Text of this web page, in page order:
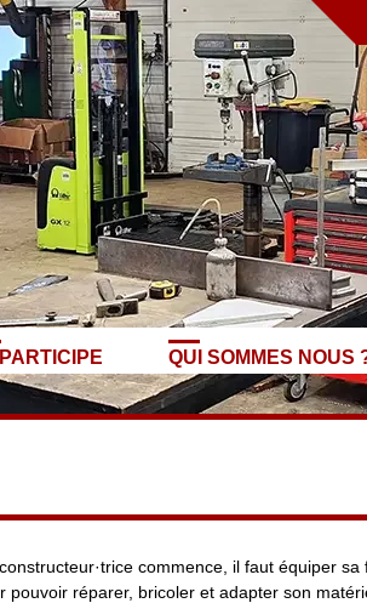
QUI SOMMES NOUS
commence, il faut équiper sa
pouvoir réparer, bricoler et adapter son